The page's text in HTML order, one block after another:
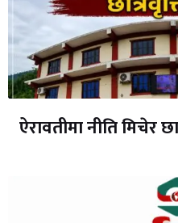
ऐरावतीमा नीति मिचेर